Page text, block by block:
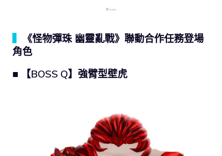
《怪物彈珠 幽靈亂戰》聯動合作任務登場
角色
■ 【BOSS Q】強臂型壁虎